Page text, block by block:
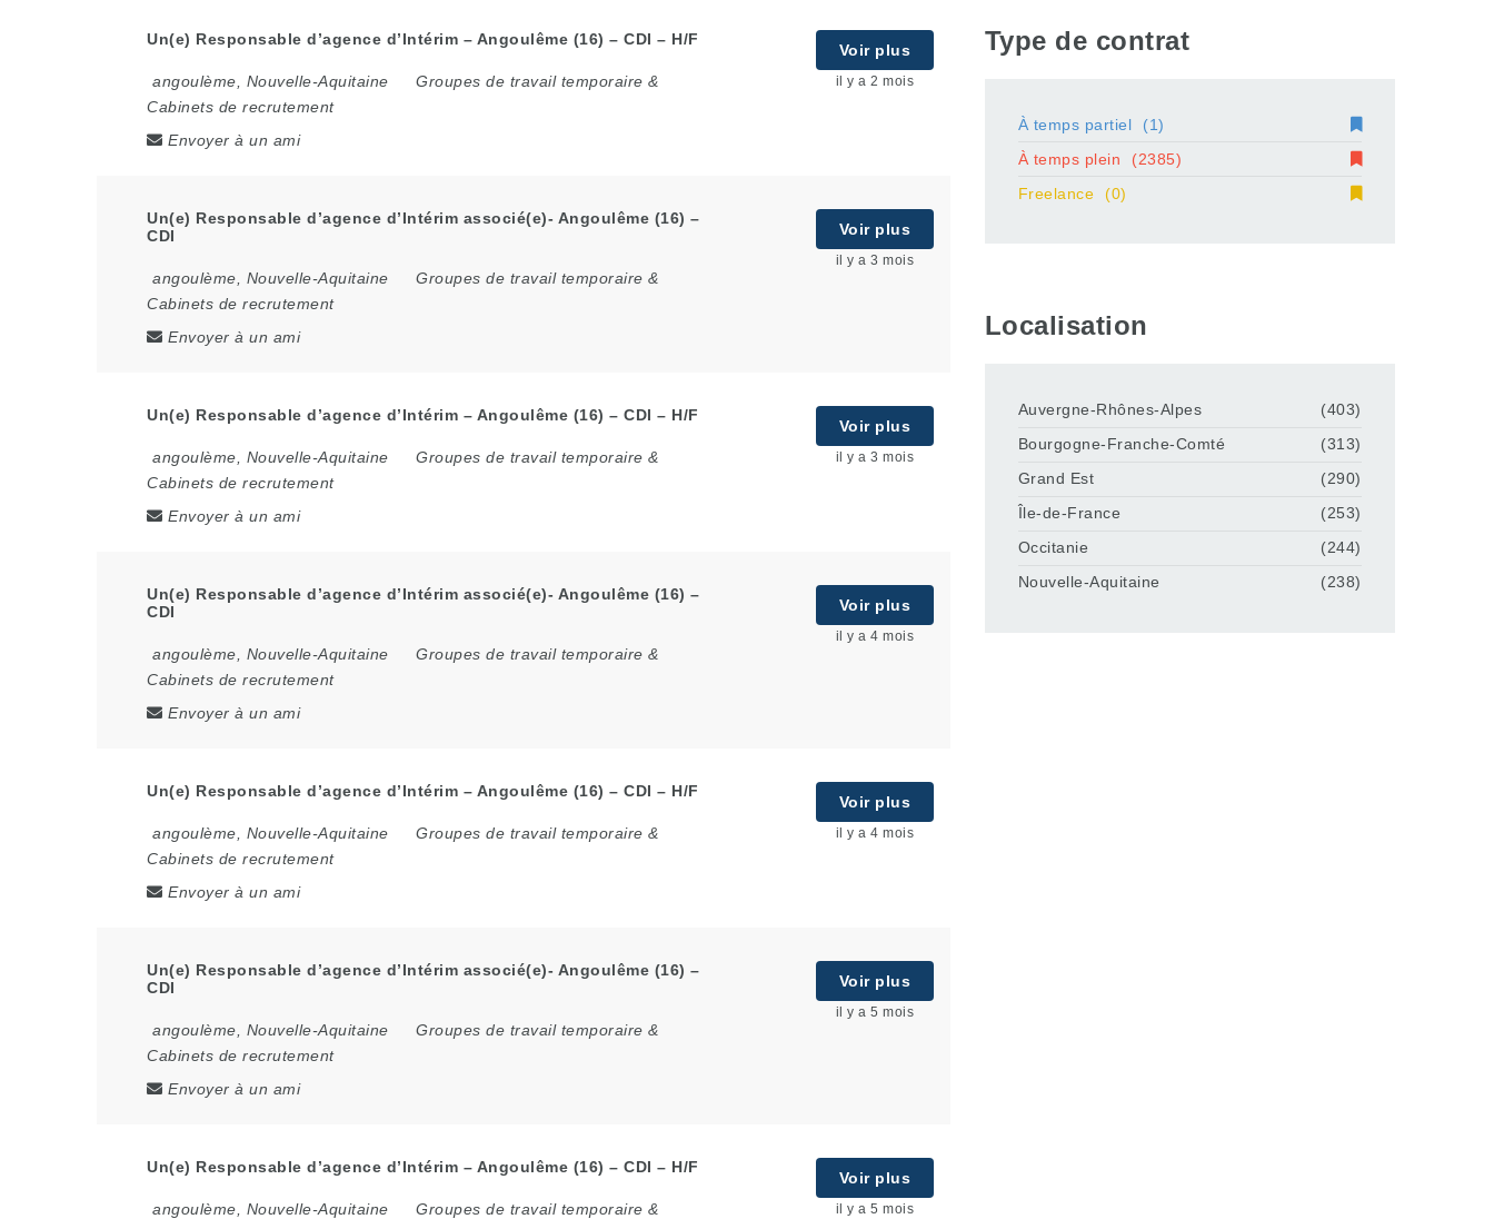
Un(e) Responsable d’agence d’Intérim – Angoulême (16) – CDI – H/F
angoulème Nouvelle-Aquitaine
Groupes de travail temporaire &
Cabinets de recrutement
Envoyer à un ami
Voir plus
il y a 2 mois
Un(e) Responsable d’agence d’Intérim associé(e)- Angoulême (16) –
CDI
angoulème Nouvelle-Aquitaine
Groupes de travail temporaire &
Cabinets de recrutement
Envoyer à un ami
Voir plus
il y a 3 mois
Un(e) Responsable d’agence d’Intérim – Angoulême (16) – CDI – H/F
angoulème Nouvelle-Aquitaine
Groupes de travail temporaire &
Cabinets de recrutement
Envoyer à un ami
Voir plus
il y a 3 mois
Un(e) Responsable d’agence d’Intérim associé(e)- Angoulême (16) –
CDI
angoulème Nouvelle-Aquitaine
Groupes de travail temporaire &
Cabinets de recrutement
Envoyer à un ami
Voir plus
il y a 4 mois
Un(e) Responsable d’agence d’Intérim – Angoulême (16) – CDI – H/F
angoulème Nouvelle-Aquitaine
Groupes de travail temporaire &
Cabinets de recrutement
Envoyer à un ami
Voir plus
il y a 4 mois
Un(e) Responsable d’agence d’Intérim associé(e)- Angoulême (16) –
CDI
angoulème Nouvelle-Aquitaine
Groupes de travail temporaire &
Cabinets de recrutement
Envoyer à un ami
Voir plus
il y a 5 mois
Un(e) Responsable d’agence d’Intérim – Angoulême (16) – CDI – H/F
angoulème Nouvelle-Aquitaine
Groupes de travail temporaire &
Voir plus
il y a 5 mois
Type de contrat
À temps partiel
(1)
À temps plein
(2385)
Freelance
(0)
Localisation
Auvergne-Rhônes-Alpes
(403)
Bourgogne-Franche-Comté
(313)
Grand Est
(290)
Île-de-France
(253)
Occitanie
(244)
Nouvelle-Aquitaine
(238)